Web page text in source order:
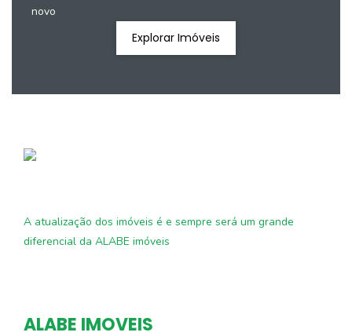
novo
Explorar Imóveis
A atualização dos imóveis é e sempre será um grande
diferencial da ALABE imóveis
ALABE IMOVEIS